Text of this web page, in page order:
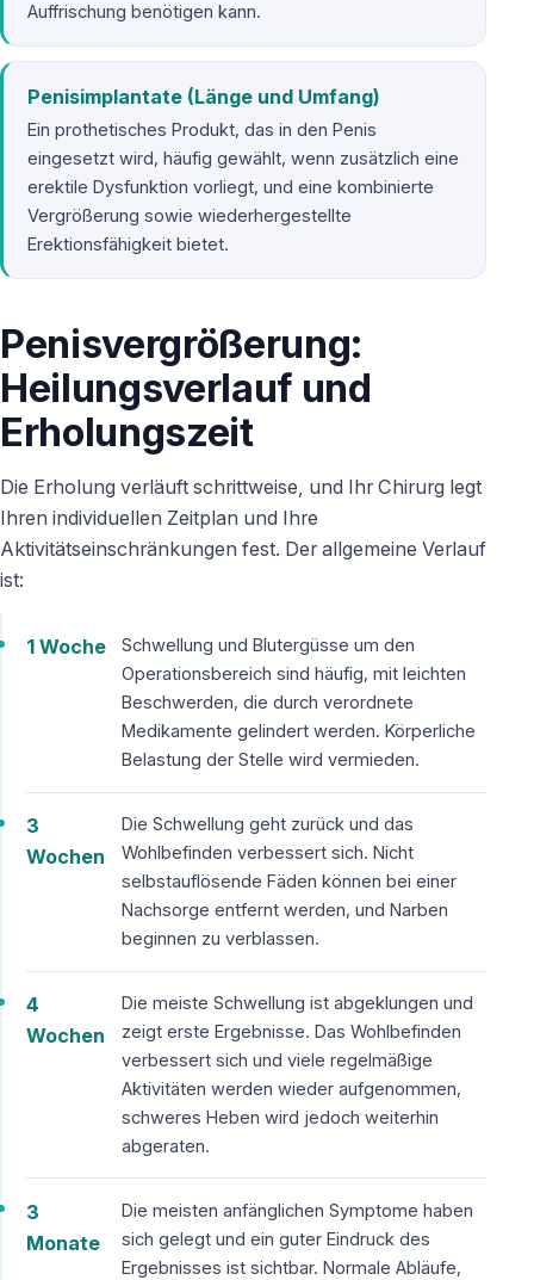
Auffrischung benötigen kann.
Penisimplantate (Länge und Umfang)
Ein prothetisches Produkt, das in den Penis
eingesetzt wird, häufig gewählt, wenn zusätzlich eine
erektile Dysfunktion vorliegt, und eine kombinierte
Vergrößerung sowie wiederhergestellte
Erektionsfähigkeit bietet.
Penisvergrößerung:
Heilungsverlauf und
Erholungszeit
Die Erholung verläuft schrittweise, und Ihr Chirurg legt
Ihren individuellen Zeitplan und Ihre
Aktivitätseinschränkungen fest. Der allgemeine Verlauf
ist:
1 Woche
Schwellung und Blutergüsse um den
Operationsbereich sind häufig, mit leichten
Beschwerden, die durch verordnete
Medikamente gelindert werden. Körperliche
Belastung der Stelle wird vermieden.
3
Wochen
Die Schwellung geht zurück und das
Wohlbefinden verbessert sich. Nicht
selbstauflösende Fäden können bei einer
Nachsorge entfernt werden, und Narben
beginnen zu verblassen.
4
Wochen
Die meiste Schwellung ist abgeklungen und
zeigt erste Ergebnisse. Das Wohlbefinden
verbessert sich und viele regelmäßige
Aktivitäten werden wieder aufgenommen,
schweres Heben wird jedoch weiterhin
abgeraten.
3
Monate
Die meisten anfänglichen Symptome haben
sich gelegt und ein guter Eindruck des
Ergebnisses ist sichtbar. Normale Abläufe,